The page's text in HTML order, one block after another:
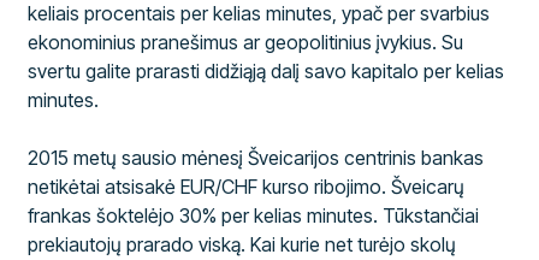
keliais procentais per kelias minutes, ypač per svarbius
ekonominius pranešimus ar geopolitinius įvykius. Su
svertu galite prarasti didžiąją dalį savo kapitalo per kelias
minutes.
2015 metų sausio mėnesį Šveicarijos centrinis bankas
netikėtai atsisakė EUR/CHF kurso ribojimo. Šveicarų
frankas šoktelėjo 30% per kelias minutes. Tūkstančiai
prekiautojų prarado viską. Kai kurie net turėjo skolų